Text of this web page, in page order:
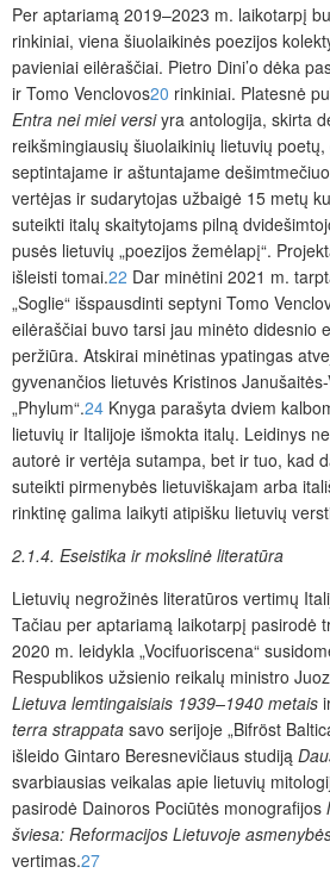
Per aptariamą 2019–2023 m. laikotarpį
rinkiniai, viena šiuolaikinės poezijos
pavieniai eilėraščiai. Pietro Dini’o dėka
ir Tomo Venclovos20 rinkiniai. Platesnė
Entra nei miei versiyra antologija, skirta
reikšmingiausių šiuolaikinių lietuvių
septintajame ir aštuntajame
vertėjas ir sudarytojas užbaigė 15 metų
suteikti italų skaitytojams pilną
pusės lietuvių „poezijos žemėlapį“.
išleisti tomai.22 Dar minėtini 2021 m.
„Soglie“ išspausdinti septyni Tomo
eilėraščiai buvo tarsi jau minėto didesnio
peržiūra. Atskirai minėtinas ypatingas
gyvenančios lietuvės Kristinos
„Phylum“.24 Knyga parašyta dviem
lietuvių ir Italijoje išmokta italų. Leidinys
autorė ir vertėja sutampa, bet ir tuo, kad
suteikti pirmenybės lietuviškajam arba
rinktinę galima laikyti atipišku lietuvių
2.1.4. Eseistika ir mokslinė literatūra
Lietuvių negrožinės literatūros vertimų
Tačiau per aptariamą laikotarpį pasirodė
2020 m. leidykla „Vocifuoriscena“
Respublikos užsienio reikalų ministro
Lietuva lemtingaisiais 1939–1940 metais
terra strappata savo serijoje „Bifröst
išleido Gintaro Beresnevičiaus studiją
svarbiausias veikalas apie lietuvių
pasirodė Dainoros Pociūtės monografijos
šviesa: Reformacijos Lietuvoje
vertimas.27